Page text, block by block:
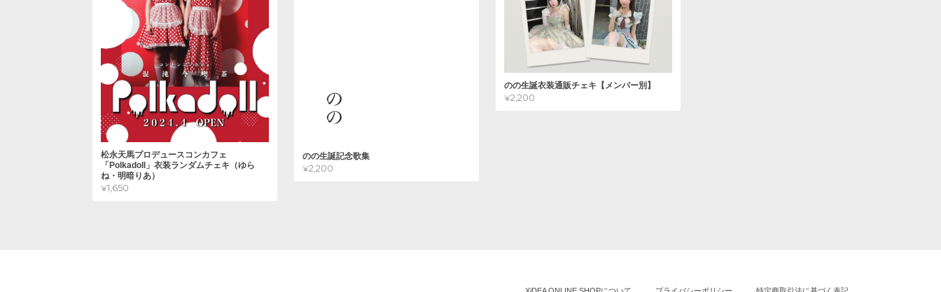
松永天馬プロデュースコンカフェ
「Polkadoll」衣装ランダムチェキ（ゆら
ね・明暗りあ）
¥1,650
のの生誕記念歌集
¥2,200
のの生誕衣装通販チェキ【メンバー別】
¥2,200